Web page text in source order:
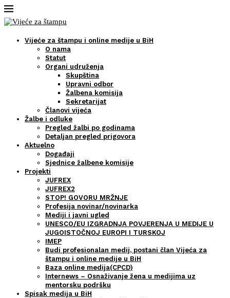
Vijeće za štampu i online medije u BiH
O nama
Statut
Organi udruženja
Skupština
Upravni odbor
Žalbena komisija
Sekretarijat
Članovi vijeća
Žalbe i odluke
Pregled žalbi po godinama
Detaljan pregled prigovora
Aktuelno
Događaji
Sjednice žalbene komisije
Projekti
JUFREX
JUFREX2
STOP! GOVORU MRŽNJE
Profesija novinar/novinarka
Mediji i javni ugled
UNESCO/EU IZGRADNJA POVJERENJA U MEDIJE U
JUGOISTOČNOJ EUROPI I TURSKOJ
IMEP
Budi profesionalan medij, postani član Vijeća za
štampu i online medije u BiH
Baza online medija(CPCD)
Internews – Osnaživanje žena u medijima uz
mentorsku podršku
Spisak medija u BiH